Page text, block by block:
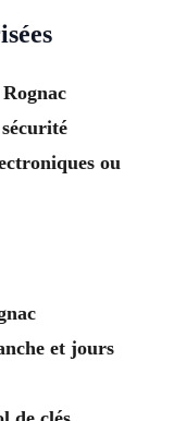
ou
et jours